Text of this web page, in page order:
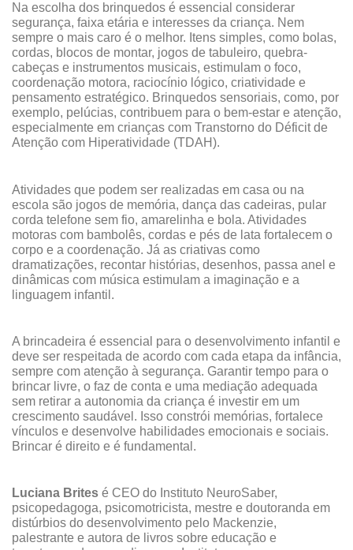
Na escolha dos brinquedos é essencial considerar
segurança, faixa etária e interesses da criança. Nem
sempre o mais caro é o melhor. Itens simples, como bolas,
cordas, blocos de montar, jogos de tabuleiro, quebra-
cabeças e instrumentos musicais, estimulam o foco,
coordenação motora, raciocínio lógico, criatividade e
pensamento estratégico. Brinquedos sensoriais, como, por
exemplo, pelúcias, contribuem para o bem-estar e atenção,
especialmente em crianças com Transtorno do Déficit de
Atenção com Hiperatividade (TDAH).
Atividades que podem ser realizadas em casa ou na
escola são jogos de memória, dança das cadeiras, pular
corda telefone sem fio, amarelinha e bola. Atividades
motoras com bambolês, cordas e pés de lata fortalecem o
corpo e a coordenação. Já as criativas como
dramatizações, recontar histórias, desenhos, passa anel e
dinâmicas com música estimulam a imaginação e a
linguagem infantil.
A brincadeira é essencial para o desenvolvimento infantil e
deve ser respeitada de acordo com cada etapa da infância,
sempre com atenção à segurança. Garantir tempo para o
brincar livre, o faz de conta e uma mediação adequada
sem retirar a autonomia da criança é investir em um
crescimento saudável. Isso constrói memórias, fortalece
vínculos e desenvolve habilidades emocionais e sociais.
Brincar é direito e é fundamental.
Luciana Brites é CEO do Instituto NeuroSaber,
psicopedagoga, psicomotricista, mestre e doutoranda em
distúrbios do desenvolvimento pelo Mackenzie,
palestrante e autora de livros sobre educação e